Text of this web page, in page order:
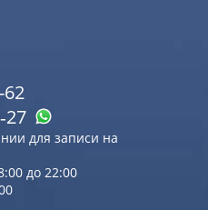
62
для записи на
до 22:00